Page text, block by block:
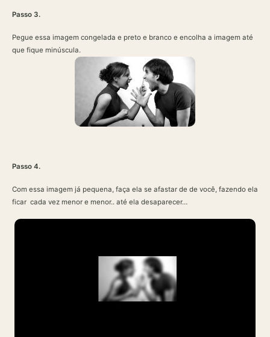
Passo 3.
Pegue essa imagem congelada e preto e branco e encolha a imagem até
que fique minúscula.
Passo 4.
Com essa imagem já pequena, faça ela se afastar de de você, fazendo ela
ficar cada vez menor e menor.. até ela desaparecer…